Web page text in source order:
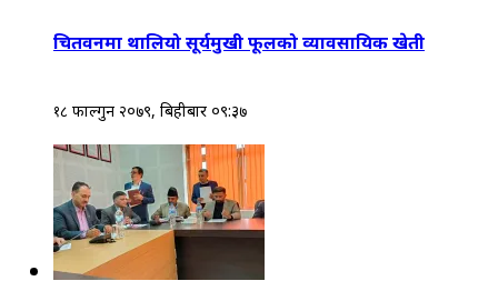
चितवनमा थालियो सूर्यमुखी फूलको व्यावसायिक खेती
१८ फाल्गुन २०७९, बिहीबार ०९:३७